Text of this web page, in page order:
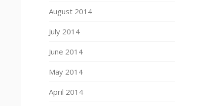
August 2014
July 2014
June 2014
May 2014
April 2014